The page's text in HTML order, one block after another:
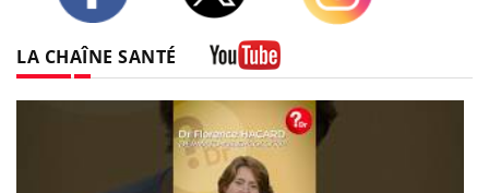
LA CHAÎNE SANTÉ